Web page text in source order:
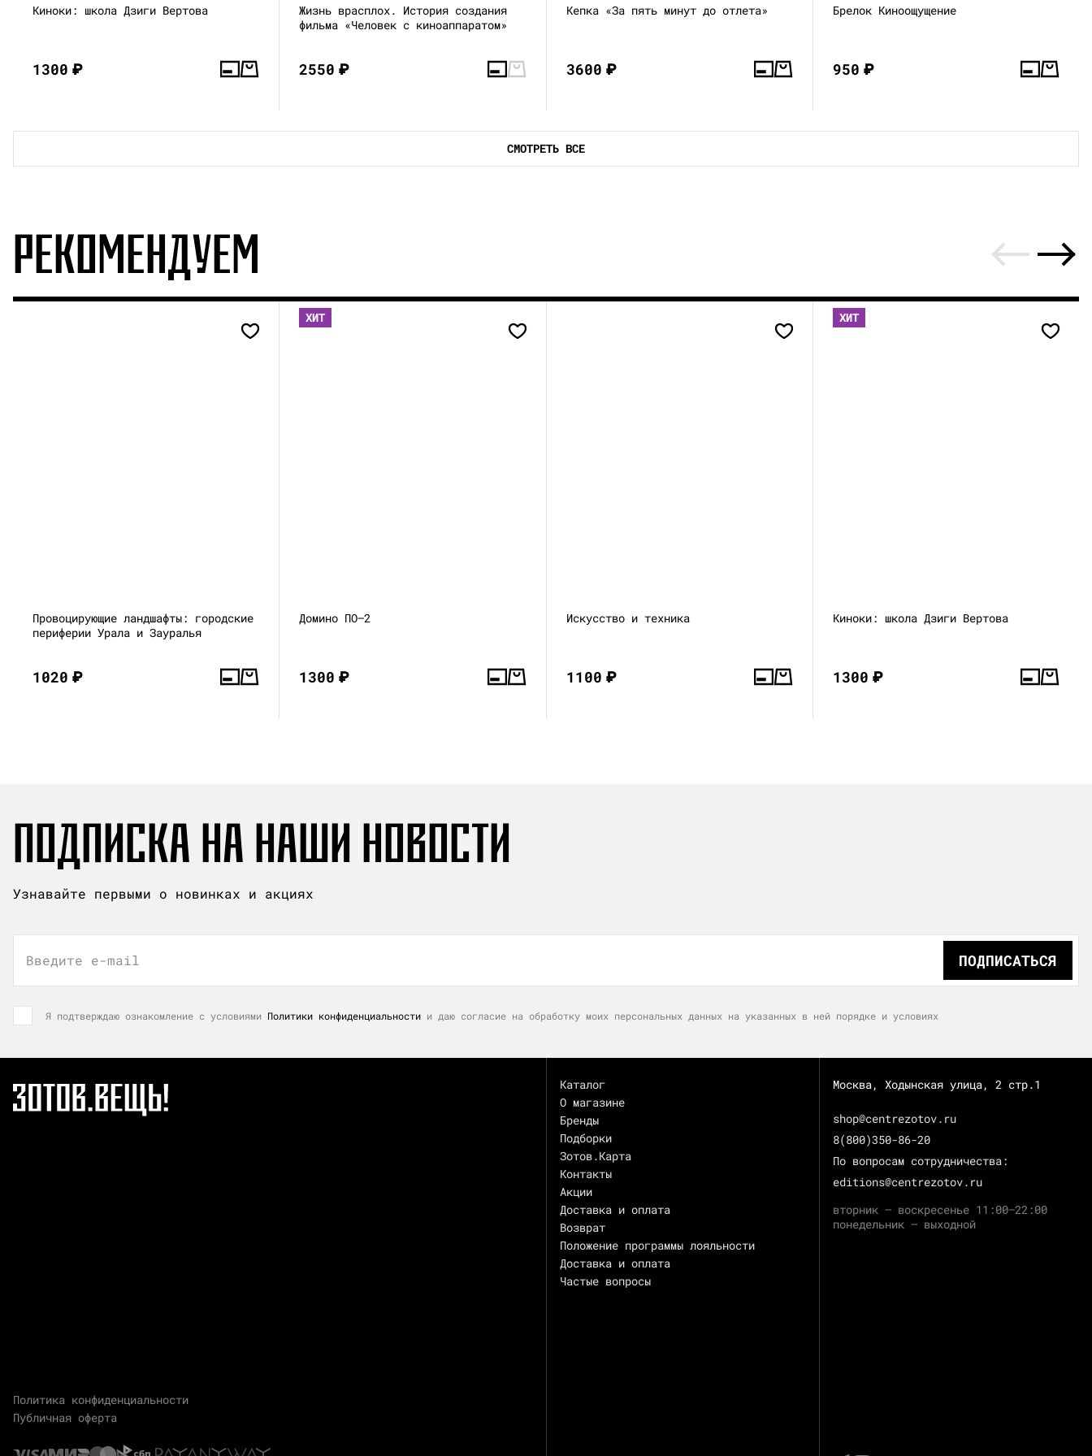
Киноки: школа Дзиги Вертова
1300₽
Жизнь врасплох. История создания
фильма «Человек с киноаппаратом»
2550₽
Кепка «За пять минут до отлета»
3600₽
Брелок Киноощущение
950₽
СМОТРЕТЬ ВСЕ
РЕКОМЕНДУЕМ
Провоцирующие ландшафты: городские
периферии Урала и Зауралья
1020₽
ХИТ
Домино ПО—2
1300₽
Искусство и техника
1100₽
ХИТ
Киноки: школа Дзиги Вертова
1300₽
ПОДПИСКА НА НАШИ НОВОСТИ
Узнавайте первыми о новинках и акциях
Введите e-mail ПОДПИСАТЬСЯ
Я подтверждаю ознакомление с условиями Политики конфиденциальности и даю согласие на обработку моих персональных данных на указанных в ней порядке и условиях
Политика конфиденциальности
Публичная оферта
Каталог
О магазине
Бренды
Подборки
Зотов.Карта
Контакты
Акции
Доставка и оплата
Возврат
Положение программы лояльности
Доставка и оплата
Частые вопросы
Москва, Ходынская улица, 2 стр.1
shop@centrezotov.ru
8(800)350-86-20
По вопросам сотрудничества:
editions@centrezotov.ru
вторник — воскресенье 11:00–22:00
понедельник — выходной